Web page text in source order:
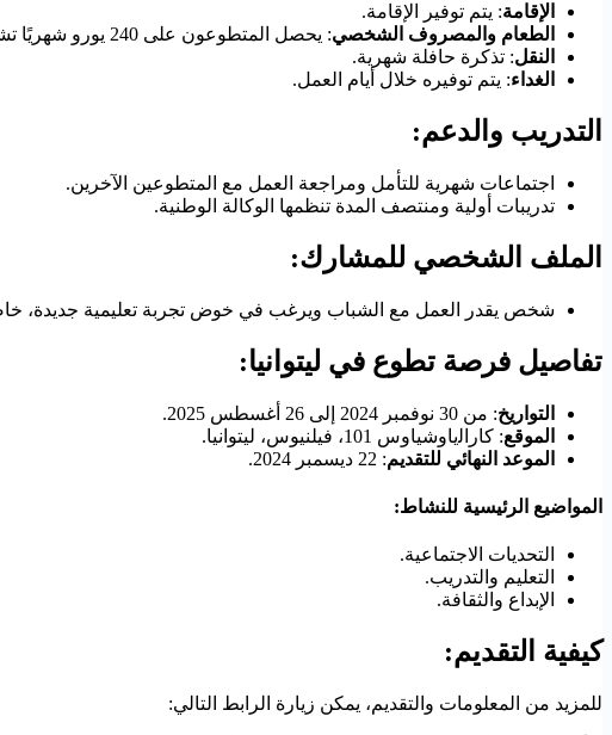
الإقامة: يتم توفير الإقامة.
الطعام والمصروف الشخصي: يحصل المتطوعون على 240 يورو شهريًا تشمل الطعام والمصروف الشخصي.
النقل: تذكرة حافلة شهرية.
الغداء: يتم توفيره خلال أيام العمل.
التدريب والدعم:
اجتماعات شهرية للتأمل ومراجعة العمل مع المتطوعين الآخرين.
تدريبات أولية ومنتصف المدة تنظمها الوكالة الوطنية.
الملف الشخصي للمشارك:
شخص يقدر العمل مع الشباب ويرغب في خوض تجربة تعليمية جديدة،
تفاصيل فرصة تطوع في ليتوانيا:
التواريخ: من 30 نوفمبر 2024 إلى 26 أغسطس 2025.
الموقع: كاراﻟياوشياوس 101، فيلنيوس، ليتوانيا.
الموعد النهائي للتقديم: 22 ديسمبر 2024.
المواضيع الرئيسية للنشاط:
التحديات الاجتماعية.
التعليم والتدريب.
الإبداع والثقافة.
كيفية التقديم:
للمزيد من المعلومات والتقديم، يمكن زيارة الرابط التالي: